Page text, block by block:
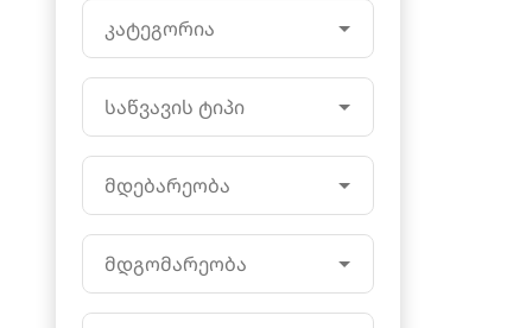
კატეგორია
საწვავის ტიპი
მდებარეობა
მდგომარეობა